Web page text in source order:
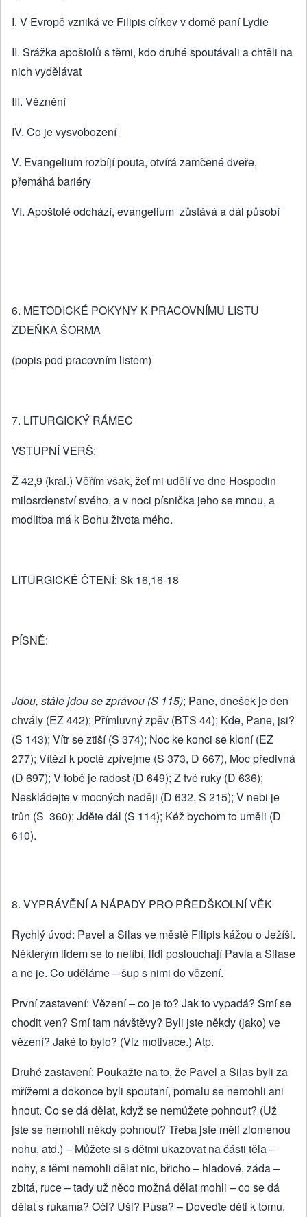
I. V Evropě vzniká ve Filipis církev v domě paní Lydie
II. Srážka apoštolů s těmi, kdo druhé spoutávali a chtěli na
nich vydělávat
III. Věznění
IV. Co je vysvobození
V. Evangelium rozbíjí pouta, otvírá zamčené dveře,
přemáhá bariéry
VI. Apoštolé odchází, evangelium zůstává a dál působí
6. METODICKÉ POKYNY K PRACOVNÍMU LISTU
ZDEŇKA ŠORMA
(popis pod pracovním listem)
7. LITURGICKÝ RÁMEC
VSTUPNÍ VERŠ:
Ž 42,9 (kral.) Věřím však, žeť mi udělí ve dne Hospodin
milosrdenství svého, a v noci písnička jeho se mnou, a
modlitba má k Bohu života mého.
LITURGICKÉ ČTENÍ: Sk 16,16-18
PÍSNĚ:
Jdou, stále jdou se zprávou (S 115); Pane, dnešek je den
chvály (EZ 442); Přímluvný zpěv (BTS 44); Kde, Pane, jsi?
(S 143); Vítr se ztiší (S 374); Noc ke konci se kloní (EZ
277); Vítězi k poctě zpívejme (S 373, D 667), Moc předivná
(D 697); V tobě je radost (D 649); Z tvé ruky (D 636);
Neskládejte v mocných naději (D 632, S 215); V nebi je
trůn (S 360); Jděte dál (S 114); Kéž bychom to uměli (D
610).
8. VYPRÁVĚNÍ A NÁPADY PRO PŘEDŠKOLNÍ VĚK
Rychlý úvod: Pavel a Silas ve městě Filipis kážou o Ježíši.
Některým lidem se to nelíbí, lidi poslouchají Pavla a Silase
a ne je. Co uděláme – šup s nimi do vězení.
První zastavení: Vězení – co je to? Jak to vypadá? Smí se
chodit ven? Smí tam návštěvy? Byli jste někdy (jako) ve
vězení? Jaké to bylo? (Viz motivace.) Atp.
Druhé zastavení: Poukažte na to, že Pavel a Silas byli za
mřížemi a dokonce byli spoutaní, pomalu se nemohli ani
hnout. Co se dá dělat, když se nemůžete pohnout? (Už
jste se nemohli někdy pohnout? Třeba jste měli zlomenou
nohu, atd.) – Můžete si s dětmi ukazovat na části těla –
nohy, s těmi nemohli dělat nic, břicho – hladové, záda –
zbitá, ruce – tady už něco možná dělat mohli – co se dá
dělat s rukama? Oči? Uši? Pusa? – Doveďte děti k tomu,